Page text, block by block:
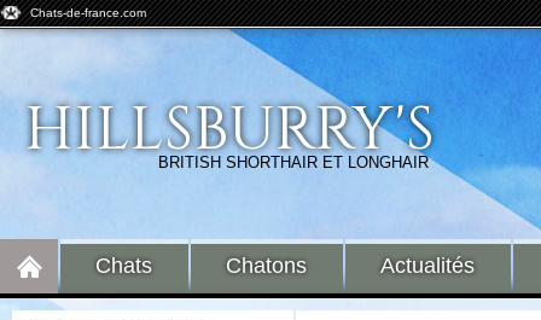
Chats-de-france.com
HILLSBURRY'S
BRITISH SHORTHAIR ET LONGHAIR
Chats Chatons Actualités